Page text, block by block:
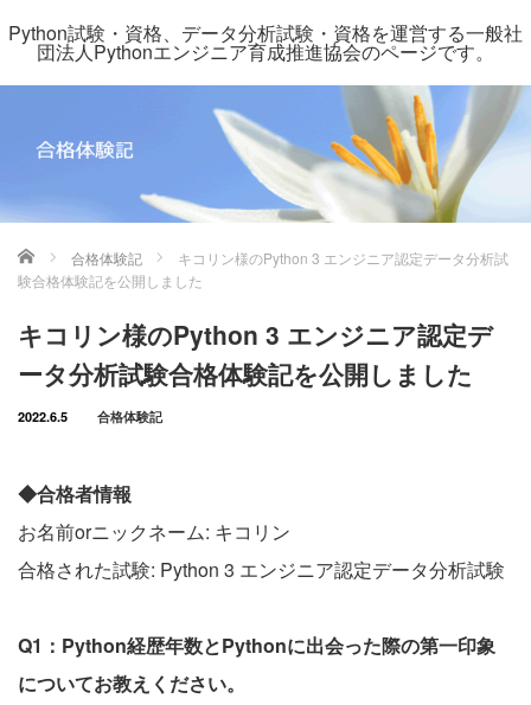
Python試験・資格、データ分析試験・資格を運営する一般社
団法人Pythonエンジニア育成推進協会のページです。
ホーム 合格体験記
キコリン様のPython 3 エンジニア認定データ分析試
験合格体験記を公開しました
キコリン様のPython 3 エンジニア認定デ
ータ分析試験合格体験記を公開しました
2022.6.5 合格体験記
◆合格者情報
お名前orニックネーム: キコリン
合格された試験: Python 3 エンジニア認定データ分析試験
Q1：Python経歴年数とPythonに出会った際の第一印象
についてお教えください。